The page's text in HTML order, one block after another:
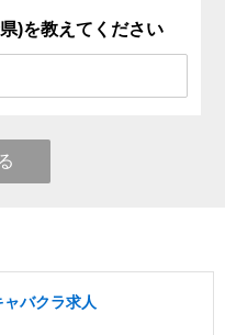
)を教えてください
バクラ求人